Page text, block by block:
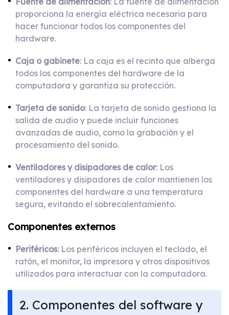
proporciona la energía eléctrica necesaria para
hacer funcionar todos los componentes del
hardware.
Caja o gabinete: La caja es el recinto que alberga
todos los componentes del hardware de la
computadora y garantiza su protección.
Tarjeta de sonido: La tarjeta de sonido gestiona la
salida de audio y puede incluir funciones
avanzadas de audio, como la grabación y el
procesamiento del sonido.
Ventiladores y disipadores de calor: Los
ventiladores y disipadores de calor mantienen los
componentes del hardware a una temperatura
segura, evitando el sobrecalentamiento.
Componentes externos
Periféricos: Los periféricos incluyen el teclado, el
ratón, el monitor, la impresora y otros dispositivos
utilizados para interactuar con la computadora.
2. Componentes del software y